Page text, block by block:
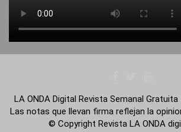
LA ONDA Digital Revista Semanal
Las notas que llevan firma reflejan la
© Copyright Revista LA ONDA